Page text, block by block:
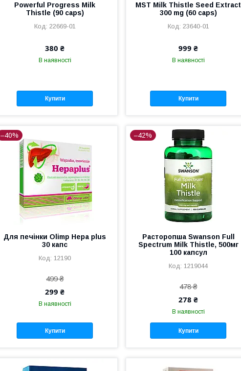
Powerful Progress Milk
Thistle (90 caps)
22669-01
380 ₴
В наявності
Купити
MST Milk Thistle Seed Extract
300 mg (60 caps)
23640-01
999 ₴
В наявності
Купити
–40%
Для печінки Olimp Hepa plus
30 капс
12190
499 ₴
299 ₴
В наявності
Купити
–42%
Расторопша Swanson Full
Spectrum Milk Thistle, 500мг
100 капсул
1219044
478 ₴
278 ₴
В наявності
Купити